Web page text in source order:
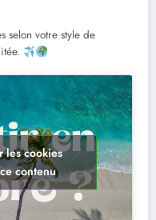
selon votre style de
les cookies
contenu